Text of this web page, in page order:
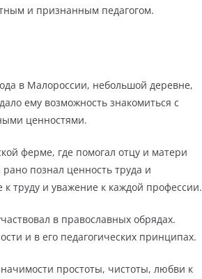
и признанным педагогом.
в Малороссии, небольшой деревне,
ему возможность знакомиться с
ценностями.
ферме, где помогал отцу и матери
познал ценность труда и
труду и уважение к каждой профессии.
в православных обрядах.
и в его педагогических принципах.
простоты, чистоты, любви к